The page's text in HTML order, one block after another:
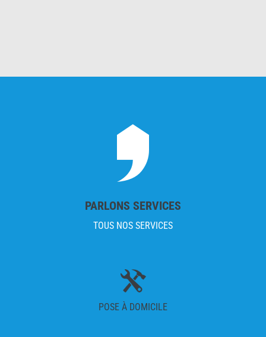
PARLONS SERVICES
TOUS NOS SERVICES
POSE À DOMICILE